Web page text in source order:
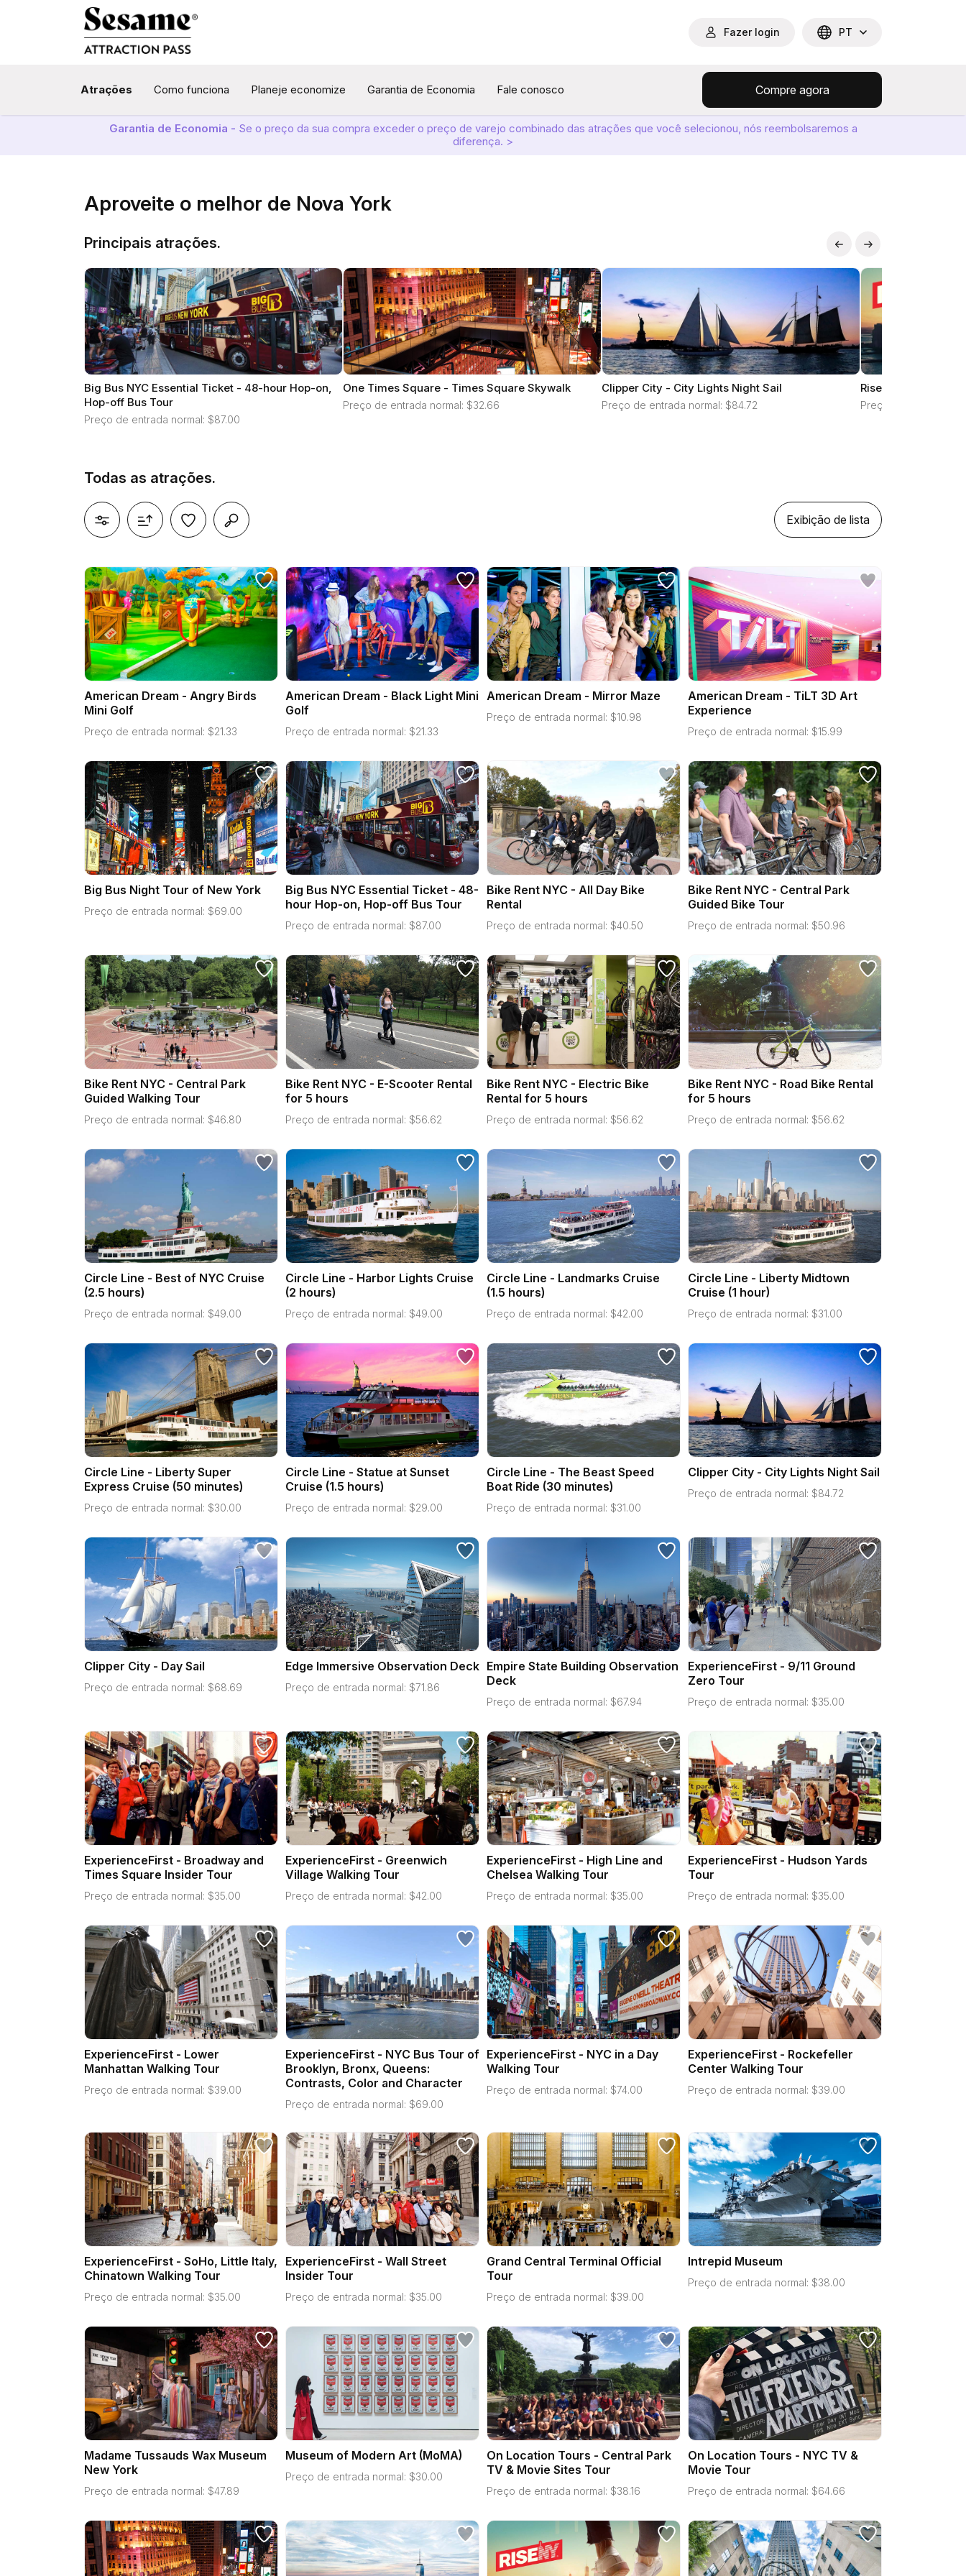
Fazer login PT
Atrações Como funciona Planeje economize Garantia de Economia Fale conosco Compre agora
Garantia de Economia - Se o preço da sua compra exceder o preço de varejo combinado das atrações que você selecionou, nós reembolsaremos a
diferença. >
Aproveite o melhor de Nova York
Principais atrações.
Big Bus NYC Essential Ticket - 48-hour Hop-on,
Hop-off Bus Tour
Preço de entrada normal: $87.00
One Times Square - Times Square Skywalk
Preço de entrada normal: $32.66
Clipper City - City Lights Night Sail
Preço de entrada normal: $84.72
RiseNY
Preço de entrada
Todas as atrações.
Exibição de lista
American Dream - Angry Birds
Mini Golf
Preço de entrada normal: $21.33
American Dream - Black Light Mini
Golf
Preço de entrada normal: $21.33
American Dream - Mirror Maze
Preço de entrada normal: $10.98
American Dream - TiLT 3D Art
Experience
Preço de entrada normal: $15.99
Big Bus Night Tour of New York
Preço de entrada normal: $69.00
Big Bus NYC Essential Ticket - 48-
hour Hop-on, Hop-off Bus Tour
Preço de entrada normal: $87.00
Bike Rent NYC - All Day Bike
Rental
Preço de entrada normal: $40.50
Bike Rent NYC - Central Park
Guided Bike Tour
Preço de entrada normal: $50.96
Bike Rent NYC - Central Park
Guided Walking Tour
Preço de entrada normal: $46.80
Bike Rent NYC - E-Scooter Rental
for 5 hours
Preço de entrada normal: $56.62
Bike Rent NYC - Electric Bike
Rental for 5 hours
Preço de entrada normal: $56.62
Bike Rent NYC - Road Bike Rental
for 5 hours
Preço de entrada normal: $56.62
Circle Line - Best of NYC Cruise
(2.5 hours)
Preço de entrada normal: $49.00
Circle Line - Harbor Lights Cruise
(2 hours)
Preço de entrada normal: $49.00
Circle Line - Landmarks Cruise
(1.5 hours)
Preço de entrada normal: $42.00
Circle Line - Liberty Midtown
Cruise (1 hour)
Preço de entrada normal: $31.00
Circle Line - Liberty Super
Express Cruise (50 minutes)
Preço de entrada normal: $30.00
Circle Line - Statue at Sunset
Cruise (1.5 hours)
Preço de entrada normal: $29.00
Circle Line - The Beast Speed
Boat Ride (30 minutes)
Preço de entrada normal: $31.00
Clipper City - City Lights Night Sail
Preço de entrada normal: $84.72
Clipper City - Day Sail
Preço de entrada normal: $68.69
Edge Immersive Observation Deck
Preço de entrada normal: $71.86
Empire State Building Observation
Deck
Preço de entrada normal: $67.94
ExperienceFirst - 9/11 Ground
Zero Tour
Preço de entrada normal: $35.00
ExperienceFirst - Broadway and
Times Square Insider Tour
Preço de entrada normal: $35.00
ExperienceFirst - Greenwich
Village Walking Tour
Preço de entrada normal: $42.00
ExperienceFirst - High Line and
Chelsea Walking Tour
Preço de entrada normal: $35.00
ExperienceFirst - Hudson Yards
Tour
Preço de entrada normal: $35.00
ExperienceFirst - Lower
Manhattan Walking Tour
Preço de entrada normal: $39.00
ExperienceFirst - NYC Bus Tour of
Brooklyn, Bronx, Queens:
Contrasts, Color and Character
Preço de entrada normal: $69.00
ExperienceFirst - NYC in a Day
Walking Tour
Preço de entrada normal: $74.00
ExperienceFirst - Rockefeller
Center Walking Tour
Preço de entrada normal: $39.00
ExperienceFirst - SoHo, Little Italy,
Chinatown Walking Tour
Preço de entrada normal: $35.00
ExperienceFirst - Wall Street
Insider Tour
Preço de entrada normal: $35.00
Grand Central Terminal Official
Tour
Preço de entrada normal: $39.00
Intrepid Museum
Preço de entrada normal: $38.00
Madame Tussauds Wax Museum
New York
Preço de entrada normal: $47.89
Museum of Modern Art (MoMA)
Preço de entrada normal: $30.00
On Location Tours - Central Park
TV & Movie Sites Tour
Preço de entrada normal: $38.16
On Location Tours - NYC TV &
Movie Tour
Preço de entrada normal: $64.66